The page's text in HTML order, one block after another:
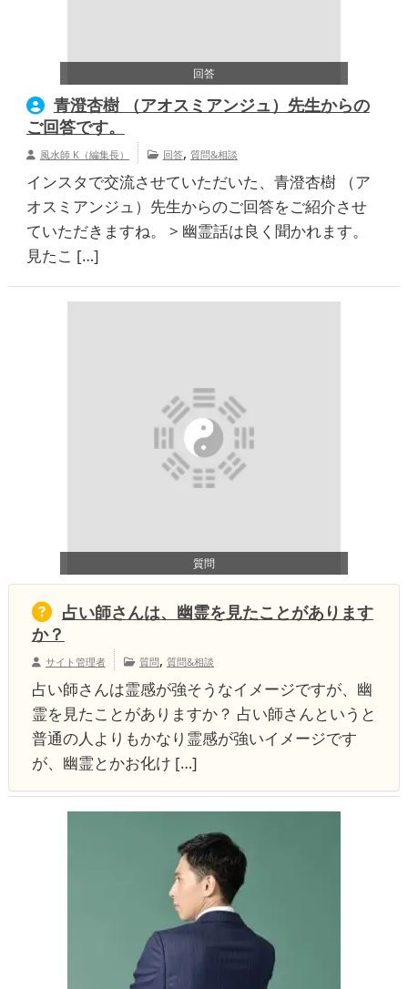
回答
青澄杏樹 （アオスミアンジュ）先生からの
ご回答です。
風水師 K（編集長） 回答, 質問&相談
インスタで交流させていただいた、青澄杏樹 （ア
オスミアンジュ）先生からのご回答をご紹介させ
ていただきますね。 > 幽霊話は良く聞かれます。
見たこ […]
質問
占い師さんは、幽霊を見たことがあります
か？
サイト管理者 質問, 質問&相談
占い師さんは霊感が強そうなイメージですが、幽
霊を見たことがありますか？ 占い師さんというと
普通の人よりもかなり霊感が強いイメージです
が、幽霊とかお化け […]